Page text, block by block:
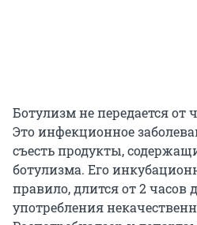
Ботулизм не передается от
Это инфекционное
съесть продукты,
ботулизма. Его
правило, длится от 2 часов
употребления